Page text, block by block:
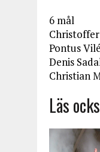
6 mål
Pontus
Denis
Christian
Läs